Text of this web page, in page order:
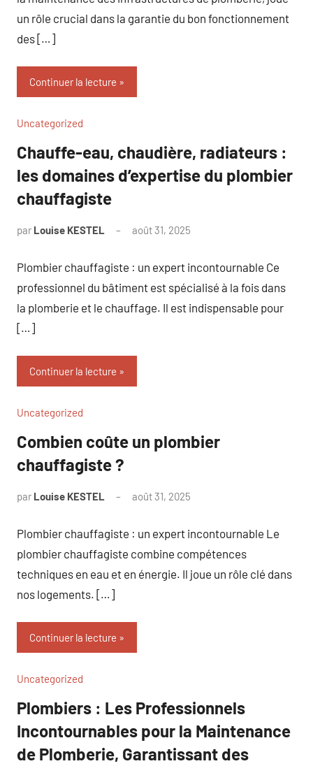
un rôle crucial dans la garantie du bon fonctionnement
des […]
Continuer la lecture
Uncategorized
Chauffe-eau, chaudière, radiateurs :
les domaines d’expertise du plombier
chauffagiste
par Louise KESTEL août 31, 2025
Plombier chauffagiste : un expert incontournable Ce
professionnel du bâtiment est spécialisé à la fois dans
la plomberie et le chauffage. Il est indispensable pour
[…]
Continuer la lecture
Uncategorized
Combien coûte un plombier
chauffagiste ?
par Louise KESTEL août 31, 2025
Plombier chauffagiste : un expert incontournable Le
plombier chauffagiste combine compétences
techniques en eau et en énergie. Il joue un rôle clé dans
nos logements. […]
Continuer la lecture
Uncategorized
Plombiers : Les Professionnels
Incontournables pour la Maintenance
de Plomberie, Garantissant des